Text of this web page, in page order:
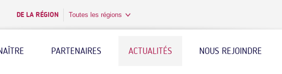
DE LA RÉGION Toutes les régions
PARTENAIRES ACTUALITÉS NOUS REJOINDRE